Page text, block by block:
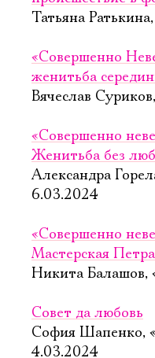
Татьяна
«Совершенно
женитьба
Вячеслав
«Совершенно
Женитьба без
Александра
6.03.2024
«Совершенно
Мастерская
Никита Балашов,
Совет да любовь
София Шапенко,
4.03.2024